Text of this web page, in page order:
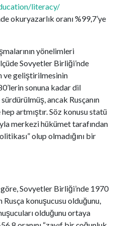
literacy/
okuryazarlık oranı %99,7’ye
yönelimleri
Sovyetler Birliği’nde
ve geliştirilmesinin
sonuna kadar dil
ancak Rusçanın
artmıştır. Söz konusu statü
merkezi hükümet tarafından
olup olmadığını bir
Sovyetler Birliği’nde 1970
Rusça konuşucusu olduğunu,
olduğunu ortaya